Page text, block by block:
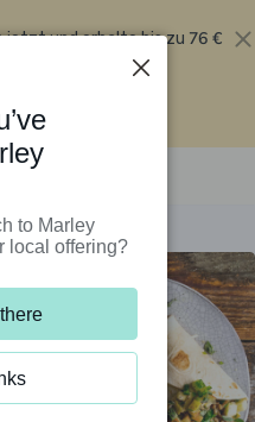
jetzt und erhalte bis zu 76 €
fünf Boxen
to Marley
local offering?